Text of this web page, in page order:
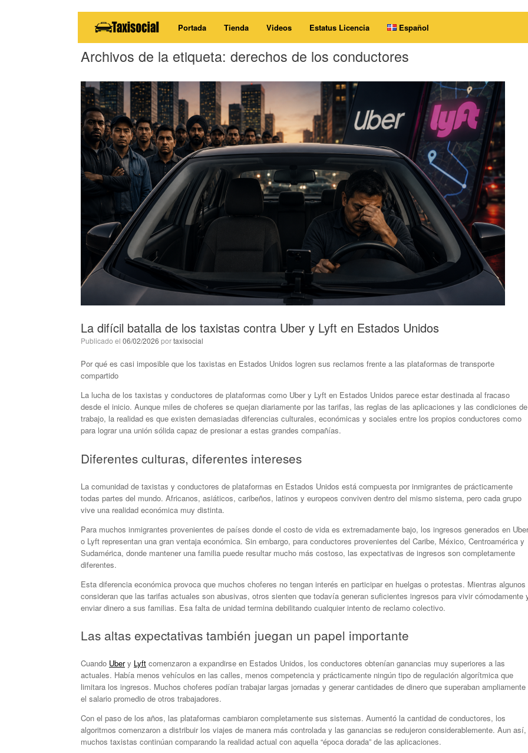
Portada Tienda Videos Estatus Licencia Español
Archivos de la etiqueta: derechos de los conductores
La difícil batalla de los taxistas contra Uber y Lyft en Estados Unidos
Publicado el 06/02/2026 portaxisocial
Por qué es casi imposible que los taxistas en Estados Unidos logren sus reclamos frente a las plataformas de transporte
compartido
La lucha de los taxistas y conductores de plataformas como Uber y Lyft en Estados Unidos parece estar destinada al fracaso
desde el inicio. Aunque miles de choferes se quejan diariamente por las tarifas, las reglas de las aplicaciones y las condiciones de
trabajo, la realidad es que existen demasiadas diferencias culturales, económicas y sociales entre los propios conductores como
para lograr una unión sólida capaz de presionar a estas grandes compañías.
Diferentes culturas, diferentes intereses
La comunidad de taxistas y conductores de plataformas en Estados Unidos está compuesta por inmigrantes de prácticamente
todas partes del mundo. Africanos, asiáticos, caribeños, latinos y europeos conviven dentro del mismo sistema, pero cada grupo
vive una realidad económica muy distinta.
Para muchos inmigrantes provenientes de países donde el costo de vida es extremadamente bajo, los ingresos generados en Uber
o Lyft representan una gran ventaja económica. Sin embargo, para conductores provenientes del Caribe, México, Centroamérica y
Sudamérica, donde mantener una familia puede resultar mucho más costoso, las expectativas de ingresos son completamente
diferentes.
Esta diferencia económica provoca que muchos choferes no tengan interés en participar en huelgas o protestas. Mientras algunos
consideran que las tarifas actuales son abusivas, otros sienten que todavía generan suficientes ingresos para vivir cómodamente
enviar dinero a sus familias. Esa falta de unidad termina debilitando cualquier intento de reclamo colectivo.
Las altas expectativas también juegan un papel importante
Cuando Ubery Lyft comenzaron a expandirse en Estados Unidos, los conductores obtenían ganancias muy superiores a las
actuales. Había menos vehículos en las calles, menos competencia y prácticamente ningún tipo de regulación algorítmica que
limitara los ingresos. Muchos choferes podían trabajar largas jornadas y generar cantidades de dinero que superaban ampliamente
el salario promedio de otros trabajadores.
Con el paso de los años, las plataformas cambiaron completamente sus sistemas. Aumentó la cantidad de conductores, los
algoritmos comenzaron a distribuir los viajes de manera más controlada y las ganancias se redujeron considerablemente. Aun así,
muchos taxistas continúan comparando la realidad actual con aquella “época dorada” de las aplicaciones.